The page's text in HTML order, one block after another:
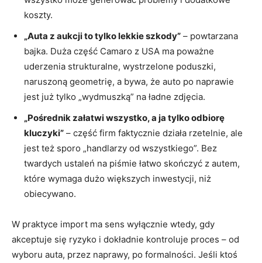
koszty.
„Auta z aukcji to tylko lekkie szkody” – powtarzana
bajka. Duża część Camaro z USA ma poważne
uderzenia strukturalne, wystrzelone poduszki,
naruszoną geometrię, a bywa, że auto po naprawie
jest już tylko „wydmuszką” na ładne zdjęcia.
„Pośrednik załatwi wszystko, a ja tylko odbiorę
kluczyki” – część firm faktycznie działa rzetelnie, ale
jest też sporo „handlarzy od wszystkiego”. Bez
twardych ustaleń na piśmie łatwo skończyć z autem,
które wymaga dużo większych inwestycji, niż
obiecywano.
W praktyce import ma sens wyłącznie wtedy, gdy
akceptuje się ryzyko i dokładnie kontroluje proces – od
wyboru auta, przez naprawy, po formalności. Jeśli ktoś